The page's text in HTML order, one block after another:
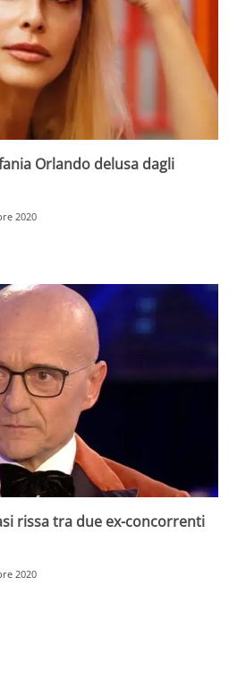
Orlando delusa dagli
2020
rissa tra due ex-concorrenti
2020